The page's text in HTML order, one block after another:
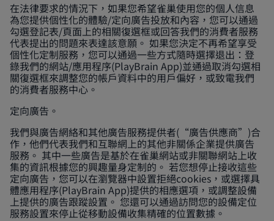
在法律要求的情況下，如果您希望雀巢使用您的個人信息
為您提供個性化的體驗/定向廣告投放和內容，您可以通過
勾選登記表/頁面上的相關復選框或回答我們的消費者服務
代表提出的問題來表達該意願。 如果您決定不再希望享受
個性化定制服務，您可以通過一些方式隨時選擇退出：登
錄我們的網站/應用程序(PlayBrain App)並通過取消勾選相
關復選框來調整您的帳戶資料中的用戶偏好，或致電我們
的消費者服務中心。
定向廣告。
我們與廣告網絡和其他廣告服務提供者(“廣告供應商”)合
作，他們代表我們和互聯網上的其他非關係企業提供廣告
服務。 其中一些廣告是基於在雀巢網站或非關聯網站上收
集的資訊根據您的興趣量身定制的。 若您想停止接收這些
定向廣告，您可以在瀏覽器中設置拒絕cookies，或選擇具
體應用程序(PlayBrain App)提供的相應選項，或調整設備
上提供的廣告跟蹤設置。 您還可以通過訪問您的設備定位
服務設置來停止從移動設備收集精確的位置數據。